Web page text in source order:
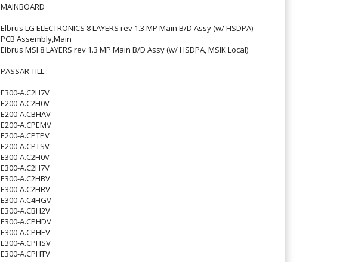
MAINBOARD
Elbrus LG ELECTRONICS 8 LAYERS rev 1.3 MP Main B/D Assy (w/ HSDPA)
PCB Assembly,Main
Elbrus MSI 8 LAYERS rev 1.3 MP Main B/D Assy (w/ HSDPA, MSIK Local)
PASSAR TILL :
E300-A.C2H7V
E200-A.C2H0V
E200-A.CBHAV
E200-A.CPEMV
E200-A.CPTPV
E200-A.CPTSV
E300-A.C2H0V
E300-A.C2H7V
E300-A.C2HBV
E300-A.C2HRV
E300-A.C4HGV
E300-A.CBH2V
E300-A.CPHDV
E300-A.CPHEV
E300-A.CPHSV
E300-A.CPHTV